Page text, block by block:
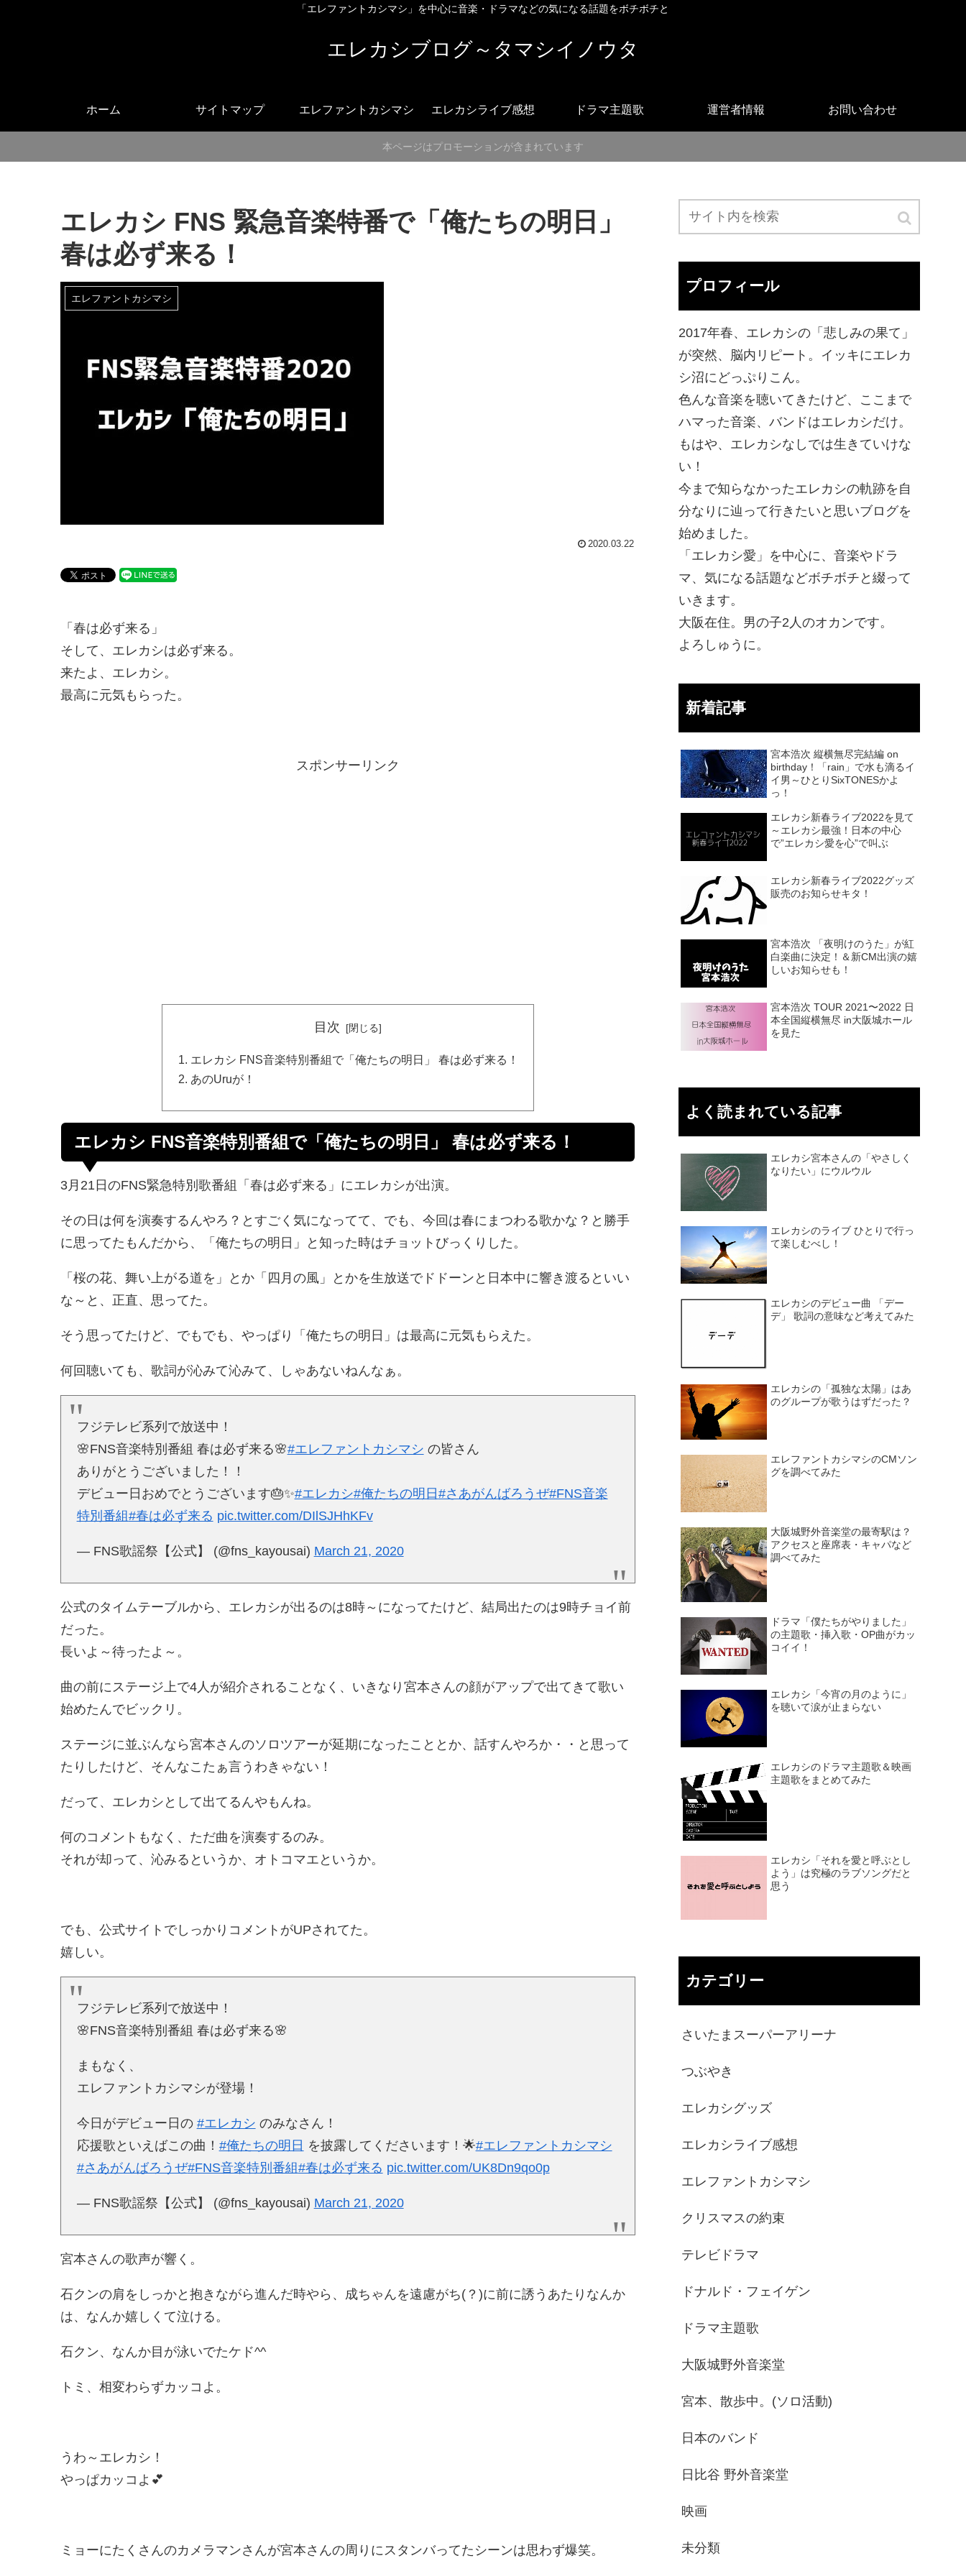
「エレファントカシマシ」を中心に音楽・ドラマなどの気になる話題をボチボチと
エレカシブログ～タマシイノウタ
ホーム サイトマップ エレファントカシマシ エレカシライブ感想 ドラマ主題歌 運営者情報 お問い合わせ
本ページはプロモーションが含まれています
エレカシ FNS 緊急音楽特番で「俺たちの明日」
春は必ず来る！
エレファントカシマシ
2020.03.22
「春は必ず来る」
そして、エレカシは必ず来る。
来たよ、エレカシ。
最高に元気もらった。
スポンサーリンク
目次
エレカシ FNS音楽特別番組で「俺たちの明日」 春は必ず来る！
あのUruが！
エレカシ FNS音楽特別番組で「俺たちの明日」 春は必ず来る！
3月21日のFNS緊急特別歌番組「春は必ず来る」にエレカシが出演。
その日は何を演奏するんやろ？とすごく気になってて、でも、今回は春にまつわる歌かな？と勝手
に思ってたもんだから、「俺たちの明日」と知った時はチョットびっくりした。
「桜の花、舞い上がる道を」とか「四月の風」とかを生放送でドドーンと日本中に響き渡るといい
な～と、正直、思ってた。
そう思ってたけど、でもでも、やっぱり「俺たちの明日」は最高に元気もらえた。
何回聴いても、歌詞が沁みて沁みて、しゃあないねんなぁ。
フジテレビ系列で放送中！
🌸FNS音楽特別番組 春は必ず来る🌸#エレファントカシマシ の皆さん
ありがとうございました！！
デビュー日おめでとうございます🎂✨#エレカシ#俺たちの明日 #さあがんばろうぜ#FNS音楽
特別番組#春は必ず来る pic.twitter.com/DIlSJHhKFv
— FNS歌謡祭【公式】 (@fns_kayousai) March 21, 2020
公式のタイムテーブルから、エレカシが出るのは8時～になってたけど、結局出たのは9時チョイ前
だった。
長いよ～待ったよ～。
曲の前にステージ上で4人が紹介されることなく、いきなり宮本さんの顔がアップで出てきて歌い
始めたんでビックリ。
ステージに並ぶんなら宮本さんのソロツアーが延期になったこととか、話すんやろか・・と思って
たりしたけど、そんなこたぁ言うわきゃない！
だって、エレカシとして出てるんやもんね。
何のコメントもなく、ただ曲を演奏するのみ。
それが却って、沁みるというか、オトコマエというか。
でも、公式サイトでしっかりコメントがUPされてた。
嬉しい。
フジテレビ系列で放送中！
🌸FNS音楽特別番組 春は必ず来る🌸
まもなく、
エレファントカシマシが登場！
今日がデビュー日の #エレカシ のみなさん！
応援歌といえばこの曲！ #俺たちの明日 を披露してくださいます！🌟#エレファントカシマシ
#さあがんばろうぜ#FNS音楽特別番組#春は必ず来る pic.twitter.com/UK8Dn9qo0p
— FNS歌謡祭【公式】 (@fns_kayousai) March 21, 2020
宮本さんの歌声が響く。
石クンの肩をしっかと抱きながら進んだ時やら、成ちゃんを遠慮がち(？)に前に誘うあたりなんか
は、なんか嬉しくて泣ける。
石クン、なんか目が泳いでたケド^^
トミ、相変わらずカッコよ。
うわ～エレカシ！
やっぱカッコよ💕
ミョーにたくさんのカメラマンさんが宮本さんの周りにスタンバってたシーンは思わず爆笑。
プロフィール
2017年春、エレカシの「悲しみの果て」
が突然、脳内リピート。イッキにエレカ
シ沼にどっぷりこん。
色んな音楽を聴いてきたけど、ここまで
ハマった音楽、バンドはエレカシだけ。
もはや、エレカシなしでは生きていけな
い！
今まで知らなかったエレカシの軌跡を自
分なりに辿って行きたいと思いブログを
始めました。
「エレカシ愛」を中心に、音楽やドラ
マ、気になる話題などボチボチと綴って
いきます。
大阪在住。男の子2人のオカンです。
よろしゅうに。
新着記事
宮本浩次 縦横無尽完結編 on
birthday！「rain」で水も滴るイ
イ男～ひとりSixTONESかよ
っ！
エレカシ新春ライブ2022を見て
～エレカシ最強！日本の中心
で”エレカシ愛を心”で叫ぶ
エレカシ新春ライブ2022グッズ
販売のお知らせキタ！
宮本浩次 「夜明けのうた」が紅
白楽曲に決定！＆新CM出演の嬉
しいお知らせも！
宮本浩次 TOUR 2021〜2022 日
本全国縦横無尽 in大阪城ホール
を見た
よく読まれている記事
エレカシ宮本さんの「やさしく
なりたい」にウルウル
エレカシのライブ ひとりで行っ
て楽しむべし！
エレカシのデビュー曲 「デー
デ」 歌詞の意味など考えてみた
エレカシの「孤独な太陽」はあ
のグループが歌うはずだった？
エレファントカシマシのCMソン
グを調べてみた
大阪城野外音楽堂の最寄駅は？
アクセスと座席表・キャパなど
調べてみた
ドラマ「僕たちがやりました」
の主題歌・挿入歌・OP曲がカッ
コイイ！
エレカシ「今宵の月のように」
を聴いて涙が止まらない
エレカシのドラマ主題歌＆映画
主題歌をまとめてみた
エレカシ「それを愛と呼ぶとし
よう」は究極のラブソングだと
思う
カテゴリー
さいたまスーパーアリーナ
つぶやき
エレカシグッズ
エレカシライブ感想
エレファントカシマシ
クリスマスの約束
テレビドラマ
ドナルド・フェイゲン
ドラマ主題歌
大阪城野外音楽堂
宮本、散歩中。(ソロ活動)
日本のバンド
日比谷 野外音楽堂
映画
未分類